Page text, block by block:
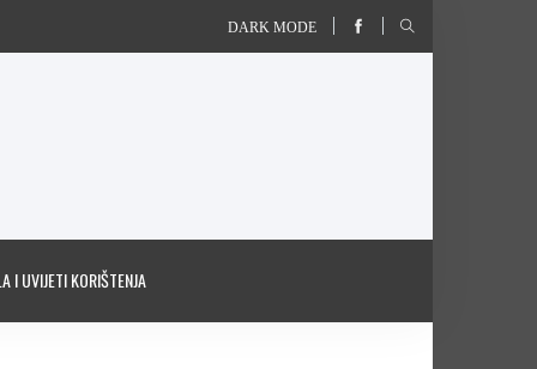
DARK MODE
I UVIJETI KORIŠTENJA